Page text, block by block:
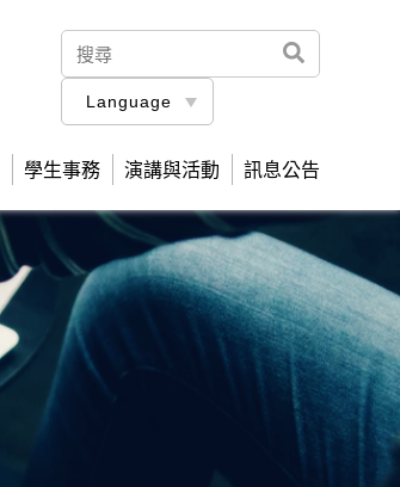
Language
學生事務 演講與活動 訊息公告